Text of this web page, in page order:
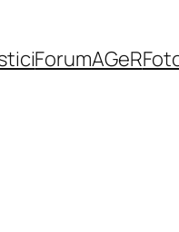
ForumAGeR